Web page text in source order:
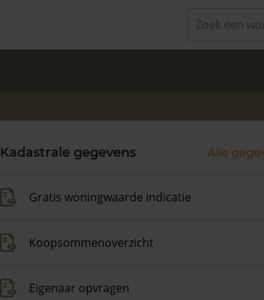
Kadastrale gegevens Alle
Gratis woningwaarde indicatie
Koopsommenoverzicht
Eigenaar opvragen